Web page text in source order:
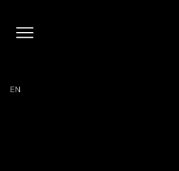
EN